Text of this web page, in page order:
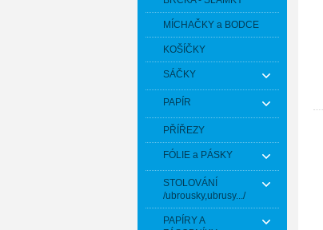
MÍCHAČKY a BODCE
KOŠÍČKY
SÁČKY
PAPÍR
PŘÍŘEZY
FÓLIE a PÁSKY
STOLOVÁNÍ
/ubrousky,ubrusy.../
PAPÍRY A